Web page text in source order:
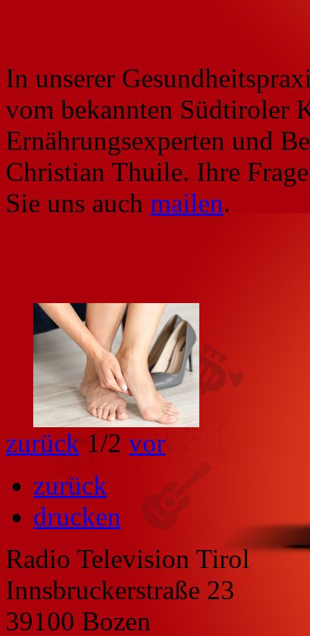
In unserer
vom bekannten Südtiroler
Ernährungsexperten und
Christian Thuile. Ihre
Sie uns auch mailen.
zurück 1/2 vor
zurück
drucken
Radio Television Tirol
Innsbruckerstraße 23
39100 Bozen